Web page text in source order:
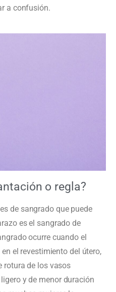
a confusión.
o regla?
de sangrado que puede
es el sangrado de
ocurre cuando el
el revestimiento del útero,
rotura de los vasos
y de menor duración